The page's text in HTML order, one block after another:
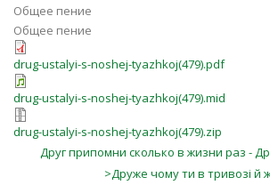
Общее пение
Общее пение
drug-ustalyi-s-noshej-tyazhkoj(479).pdf
drug-ustalyi-s-noshej-tyazhkoj(479).mid
drug-ustalyi-s-noshej-tyazhkoj(479).zip
Друг припомни сколько в жизни раз -
>Друже чому ти в тривозі й